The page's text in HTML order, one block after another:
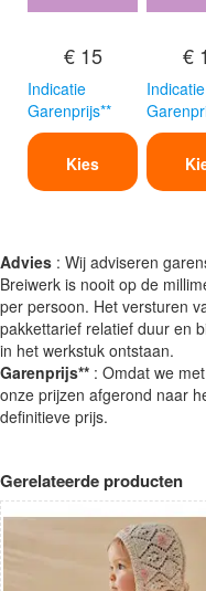
€ 15
Indicatie
Garenprijs**
Kies
€
Indicatie
Advies : Wij adviseren
Breiwerk is nooit op de
per persoon. Het versturen
pakkettarief relatief duur en
in het werkstuk ontstaan.
Garenprijs** : Omdat we
onze prijzen afgerond naar
definitieve prijs.
Gerelateerde producten